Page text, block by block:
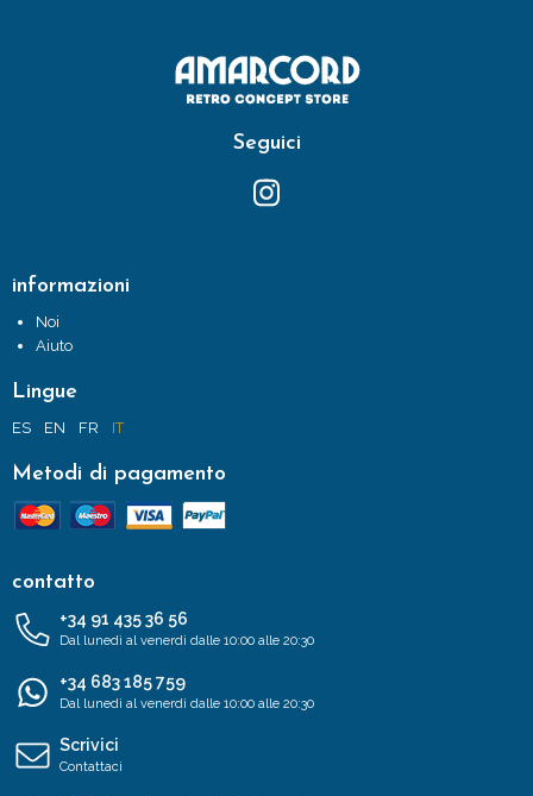
Seguici
informazioni
Noi
Aiuto
Lingue
ES EN FR IT
Metodi di pagamento
contatto
+34 91 435 36 56
Dal lunedì al venerdì dalle 10:00 alle 20:30
+34 683 185 759
Dal lunedì al venerdì dalle 10:00 alle 20:30
Scrivici
Contattaci